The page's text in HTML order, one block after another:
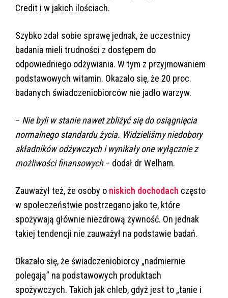
Credit i w jakich ilościach.
Szybko zdał sobie sprawę jednak, że uczestnicy
badania mieli trudności z dostępem do
odpowiedniego odżywiania. W tym z przyjmowaniem
podstawowych witamin. Okazało się, że 20 proc.
badanych świadczeniobiorców nie jadło warzyw.
– Nie byli w stanie nawet zbliżyć się do osiągnięcia
normalnego standardu życia. Widzieliśmy niedobory
składników odżywczych i wynikały one wyłącznie z
możliwości finansowych– dodał dr Welham.
Zauważył też, że osoby o niskich dochodach często
w społeczeństwie postrzegano jako te, które
spożywają głównie niezdrową żywność. On jednak
takiej tendencji nie zauważył na podstawie badań.
Okazało się, że świadczeniobiorcy „nadmiernie
polegają” na podstawowych produktach
spożywczych. Takich jak chleb, gdyż jest to „tanie i